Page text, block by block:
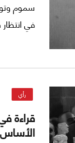
سموم
في
رأي
قراءة
الأساس